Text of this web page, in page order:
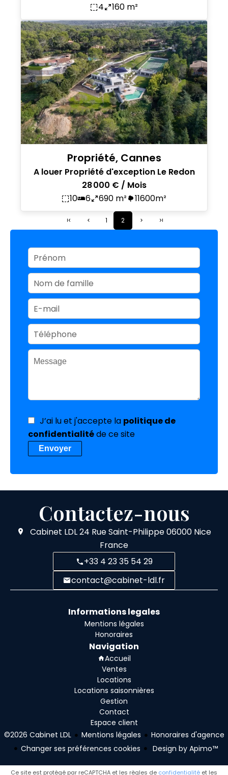
4
160 m²
Propriété, Cannes
A louer Propriété d'exception Le Redon
28 000 € / Mois
10
6 690 m² 11600m²
1 2
J’ai lu et j'accepte la politique de
confidentialitéde ce site
Envoyer
Contactez-nous
Cabinet LDL24 Rue Saint-Philippe06000 Nice
France
+33 4 23 35 54 29
contact@cabinet-ldl.fr
Informations legales
Mentions légales
Honoraires
Navigation
Accueil
Ventes
Locations
Locations saisonnières
Gestion
Contact
Espace client
©2026 Cabinet LDL
Mentions légales
Honoraires d'agence
Changer ses préférences cookies
Design by Apimo™
Ce site est protégé par reCAPTCHA et les règles de confidentialité et les